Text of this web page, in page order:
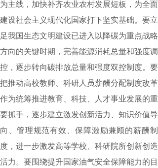
为主线，加快补齐农业农村发展短板，为全面
建设社会主义现代化国家打下坚实基础。要立
足我国生态文明建设已进入以降碳为重点战略
方向的关键时期，完善能源消耗总量和强度调
控，逐步转向碳排放总量和强度双控制度。要
把推动高校教师、科研人员薪酬分配制度改革
作为统筹推进教育、科技、人才事业发展的重
要抓手，逐步建立激发创新活力、知识价值导
向、管理规范有效、保障激励兼顾的薪酬制
度，进一步激发高等学校、科研院所创新创造
活力。要围绕提升国家油气安全保障能力的目